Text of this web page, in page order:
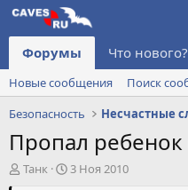
Форумы Что нового?
Новые сообщения
Поиск
Безопасность
Несчастные
Пропал
А
Танк
Д
3 Ноя 2010